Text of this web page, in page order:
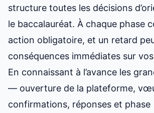
structure toutes les décisions
le baccalauréat. À chaque phase
action obligatoire, et un retard
conséquences immédiates sur
En connaissant à l’avance les
— ouverture de la plateforme,
confirmations, réponses et phase